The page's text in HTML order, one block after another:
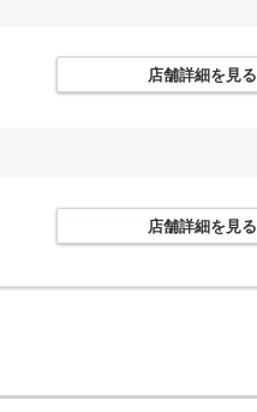
店舗詳細を見る
店舗詳細を見る